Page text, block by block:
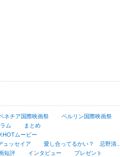
ネチア国際映画祭 ベルリン国際映画祭
ム
まとめ
HOTムービー
ュッセイア
愛し合ってるかい？ 忌野清...
短評 インタビュー プレゼント